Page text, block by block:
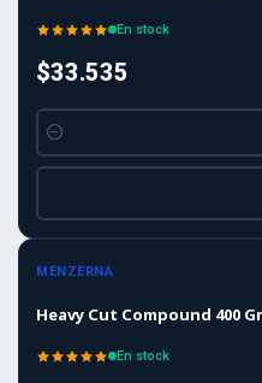
En stock
$33.535
Cantidad
MENZERNA
Heavy Cut Compound 400
En stock